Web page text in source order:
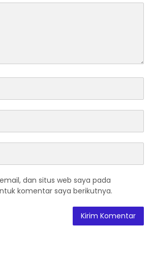
dan situs web saya pada
komentar saya berikutnya.